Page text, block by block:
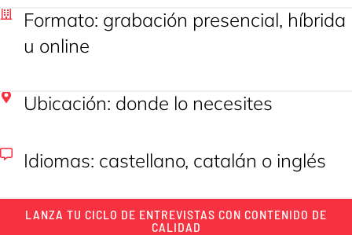
Formato: grabación presencial, híbrida
u online
Ubicación: donde lo necesites
Idiomas: castellano, catalán o inglés
LANZA TU CICLO DE ENTREVISTAS CON CONTENIDO DE
CALIDAD